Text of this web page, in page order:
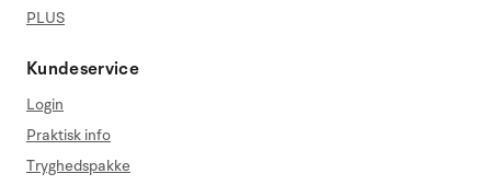
PLUS
Kundeservice
Login
Praktisk info
Tryghedspakke